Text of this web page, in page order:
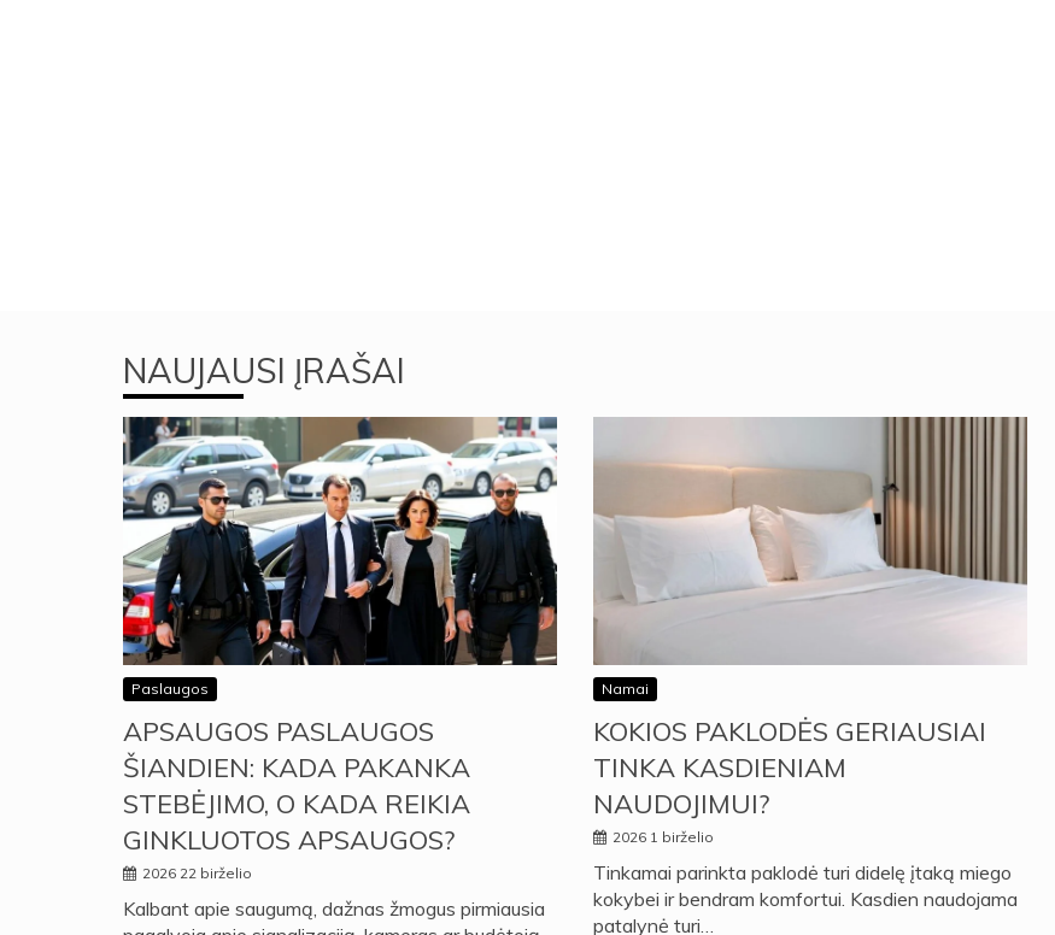
NAUJAUSI ĮRAŠAI
Paslaugos
APSAUGOS PASLAUGOS
ŠIANDIEN: KADA PAKANKA
STEBĖJIMO, O KADA REIKIA
GINKLUOTOS APSAUGOS?
2026 22 birželio
Kalbant apie saugumą, dažnas žmogus pirmiausia
Namai
KOKIOS PAKLODĖS GERIAUSIAI
TINKA KASDIENIAM
NAUDOJIMUI?
2026 1 birželio
Tinkamai parinkta paklodė turi didelę įtaką miego
kokybei ir bendram komfortui. Kasdien naudojama
patalynė turi…